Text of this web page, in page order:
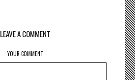
LEAVE A COMMENT
YOUR COMMENT